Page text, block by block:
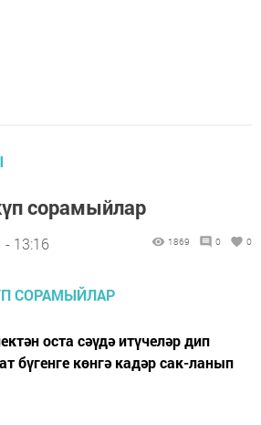
сорамыйлар
13:16 1869 0 0
оста сәүдә итүчеләр дип
бүгенге көнгә кадәр сак-ланып